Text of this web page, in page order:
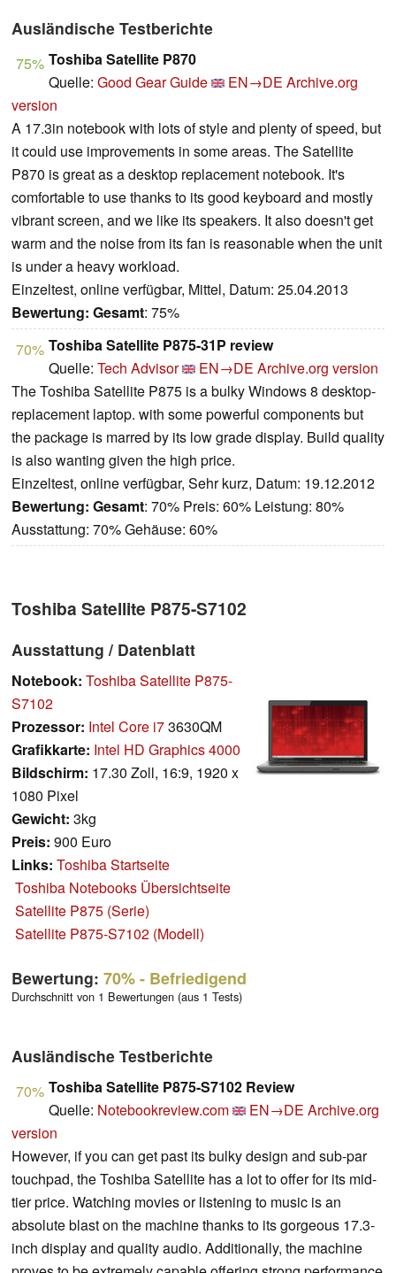
Ausländische Testberichte
75% Toshiba Satellite P870
Quelle: Good Gear Guide EN→DE Archive.org
version
A 17.3in notebook with lots of style and plenty of speed, but
it could use improvements in some areas. The Satellite
P870 is great as a desktop replacement notebook. It's
comfortable to use thanks to its good keyboard and mostly
vibrant screen, and we like its speakers. It also doesn't get
warm and the noise from its fan is reasonable when the unit
is under a heavy workload.
Einzeltest, online verfügbar, Mittel, Datum: 25.04.2013
Bewertung: Gesamt: 75%
70% Toshiba Satellite P875-31P review
Quelle: Tech Advisor EN→DE Archive.org version
The Toshiba Satellite P875 is a bulky Windows 8 desktop-
replacement laptop. with some powerful components but
the package is marred by its low grade display. Build quality
is also wanting given the high price.
Einzeltest, online verfügbar, Sehr kurz, Datum: 19.12.2012
Bewertung: Gesamt: 70% Preis: 60% Leistung: 80%
Ausstattung: 70% Gehäuse: 60%
Toshiba Satellite P875-S7102
Ausstattung / Datenblatt
Notebook: Toshiba Satellite P875-
S7102
Prozessor: Intel Core i73630QM
Grafikkarte: Intel HD Graphics 4000
Bildschirm: 17.30 Zoll, 16:9, 1920 x
1080 Pixel
Gewicht: 3kg
Preis: 900 Euro
Links: Toshiba Startseite
Toshiba Notebooks Übersichtseite
Satellite P875 (Serie)
Satellite P875-S7102 (Modell)
Bewertung: 70%- Befriedigend
Durchschnitt von 1 Bewertungen (aus 1 Tests)
Ausländische Testberichte
70% Toshiba Satellite P875-S7102 Review
Quelle: Notebookreview.com EN→DE Archive.org
version
However, if you can get past its bulky design and sub-par
touchpad, the Toshiba Satellite has a lot to offer for its mid-
tier price. Watching movies or listening to music is an
absolute blast on the machine thanks to its gorgeous 17.3-
inch display and quality audio. Additionally, the machine